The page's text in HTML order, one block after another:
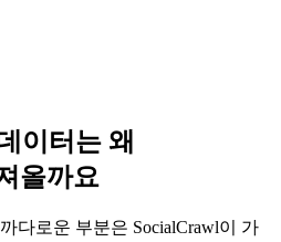
이터는 왜
올까요
다로운 부분은 SocialCrawl이 가